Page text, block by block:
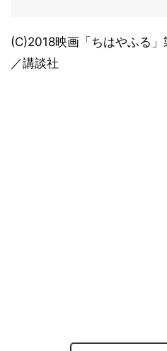
(C)2018映画「ちはやふる
／講談社